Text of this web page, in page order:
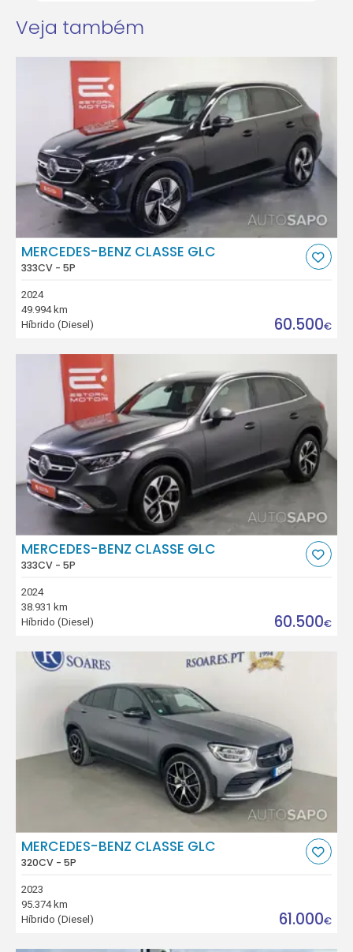
Veja também
MERCEDES-BENZ CLASSE GLC
333CV - 5P
2024
49.994 km
Híbrido (Diesel)
60.500€
MERCEDES-BENZ CLASSE GLC
333CV - 5P
2024
38.931 km
Híbrido (Diesel)
60.500€
MERCEDES-BENZ CLASSE GLC
320CV - 5P
2023
95.374 km
Híbrido (Diesel)
61.000€